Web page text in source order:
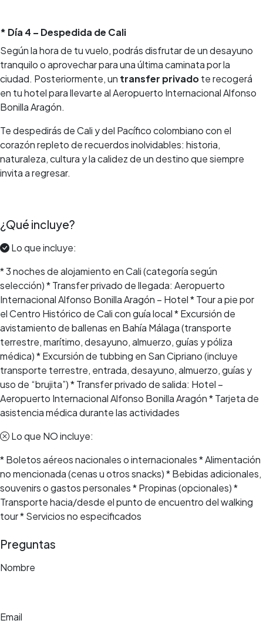
* Día 4 – Despedida de Cali
Según la hora de tu vuelo, podrás disfrutar de un desayuno
tranquilo o aprovechar para una última caminata por la
ciudad. Posteriormente, un transfer privadote recogerá
en tu hotel para llevarte al Aeropuerto Internacional Alfonso
Bonilla Aragón.
Te despedirás de Cali y del Pacífico colombiano con el
corazón repleto de recuerdos inolvidables: historia,
naturaleza, cultura y la calidez de un destino que siempre
invita a regresar.
¿Qué incluye?
Lo que incluye:
* 3 noches de alojamiento en Cali (categoría según
selección) * Transfer privado de llegada: Aeropuerto
Internacional Alfonso Bonilla Aragón – Hotel * Tour a pie por
el Centro Histórico de Cali con guía local * Excursión de
avistamiento de ballenas en Bahía Málaga (transporte
terrestre, marítimo, desayuno, almuerzo, guías y póliza
médica) * Excursión de tubbing en San Cipriano (incluye
transporte terrestre, entrada, desayuno, almuerzo, guías y
uso de “brujita”) * Transfer privado de salida: Hotel –
Aeropuerto Internacional Alfonso Bonilla Aragón * Tarjeta de
asistencia médica durante las actividades
Lo que NO incluye:
* Boletos aéreos nacionales o internacionales * Alimentación
no mencionada (cenas u otros snacks) * Bebidas adicionales,
souvenirs o gastos personales * Propinas (opcionales) *
Transporte hacia/desde el punto de encuentro del walking
tour * Servicios no especificados
Preguntas
Nombre
Email